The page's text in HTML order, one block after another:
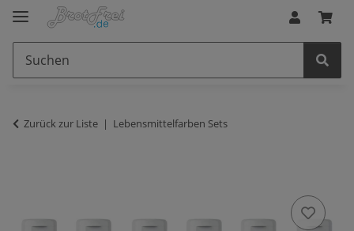
Zurück zur Liste Lebensmittelfarben Sets